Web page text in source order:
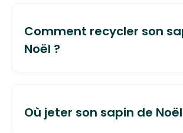
Comment recycler son
Noël ?
Alimenter les espaces verts (via
Où jeter son sapin de